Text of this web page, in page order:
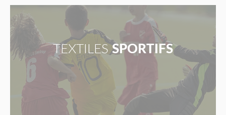
TEXTILES SPORTIFS